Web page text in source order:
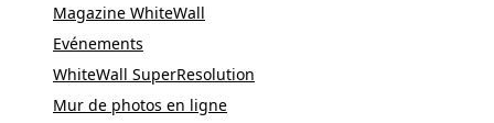
Magazine WhiteWall
Evénements
WhiteWall SuperResolution
Mur de photos en ligne